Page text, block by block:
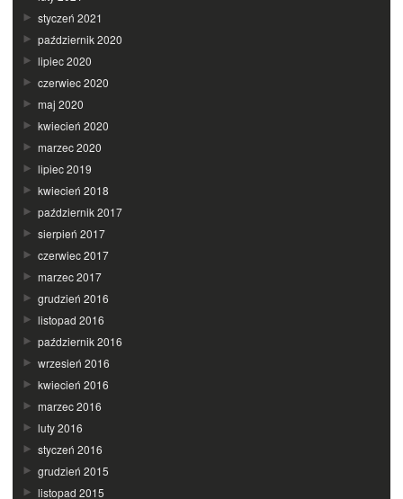
styczeń 2021
październik 2020
lipiec 2020
czerwiec 2020
maj 2020
kwiecień 2020
marzec 2020
lipiec 2019
kwiecień 2018
październik 2017
sierpień 2017
czerwiec 2017
marzec 2017
grudzień 2016
listopad 2016
październik 2016
wrzesień 2016
kwiecień 2016
marzec 2016
luty 2016
styczeń 2016
grudzień 2015
listopad 2015